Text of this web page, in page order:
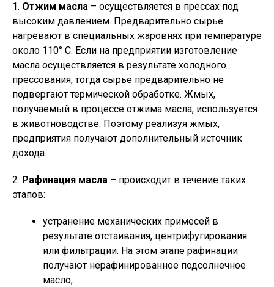
1. Отжим масла – осуществляется в прессах под
высоким давлением. Предварительно сырье
нагревают в специальных жаровнях при температуре
около 110° С. Если на предприятии изготовление
масла осуществляется в результате холодного
прессования, тогда сырье предварительно не
подвергают термической обработке. Жмых,
получаемый в процессе отжима масла, используется
в животноводстве. Поэтому реализуя жмых,
предприятия получают дополнительный источник
дохода.
2. Рафинация масла – происходит в течение таких
этапов:
устранение механических примесей в
результате отстаивания, центрифугирования
или фильтрации. На этом этапе рафинации
получают нерафинированное подсолнечное
масло;